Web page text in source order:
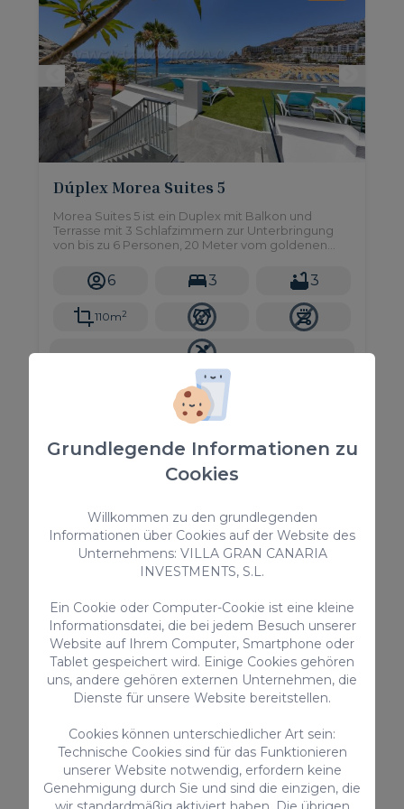
Dúplex Morea Suites 5
Morea Suites 5 ist ein Duplex mit Balkon und
Terrasse mit 3 Schlafzimmern zur Unterbringung
von bis zu 6 Personen, 20 Meter vom goldenen
Canaria entfernt.
6 3 3
110m2
/ Nacht
Chalet Santa Ana 15
Chalet Santa Ana ist ein fabelhaftes Ferienhaus in
entfernt. Es bietet Platz für bis zu 4 Personen und
gehört zu einem gepflegten Komplex von
Maisonetten, der Zugang zu einem gemeinsamen
Pool bietet.
4 2 1.5
115m
Grundlegende Informationen zu
Cookies
Willkommen zu den grundlegenden
Informationen über Cookies auf der Website des
Unternehmens: VILLA GRAN CANARIA
INVESTMENTS, S.L.
Ein Cookie oder Computer-Cookie ist eine kleine
Informationsdatei, die bei jedem Besuch unserer
Website auf Ihrem Computer, Smartphone oder
Tablet gespeichert wird. Einige Cookies gehören
uns, andere gehören externen Unternehmen, die
Dienste für unsere Website bereitstellen.
Cookies können unterschiedlicher Art sein:
Technische Cookies sind für das Funktionieren
unserer Website notwendig, erfordern keine
Genehmigung durch Sie und sind die einzigen, die